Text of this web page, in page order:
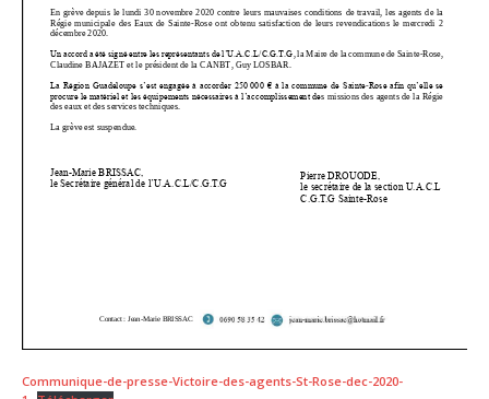
Communique-de-presse-Victoire-des-agents-St-Rose-dec-2020-